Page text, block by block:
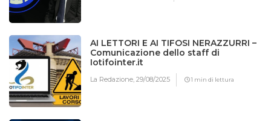
AI LETTORI E AI TIFOSI NERAZZURRI –
Comunicazione dello staff di
Iotifointer.it
La Redazione,29/08/2025 1 min di lettura